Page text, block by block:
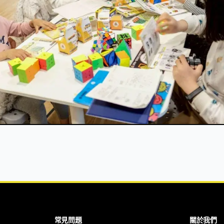
常見問題 關於我們